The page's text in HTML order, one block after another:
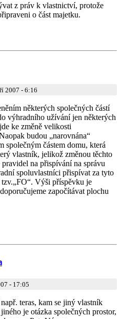
z práv k vlastnictví, protože
o část majetku.
2007 - 6:16
některých společných částí
výhradního užívání jen některých
ke změně velikosti
budou „narovnána“
společným částem domu, která
vlastník, jelikož změnou těchto
na přispívání na správu
spoluvlastníci přispívat za tyto
Výši příspěvku je
započítávat plochu
- 17:05
teras, kam se jiný vlastník
je otázka společných prostor,